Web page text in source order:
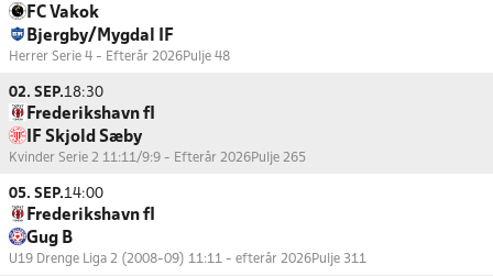
FC Vakok
Bjergby/Mygdal IF
Herrer Serie 4 - Efterår 2026Pulje 48
02. SEP.18:30
Frederikshavn fI
IF Skjold Sæby
Kvinder Serie 2 11:11/9:9 - Efterår 2026Pulje 265
05. SEP.14:00
Frederikshavn fI
Gug B
U19 Drenge Liga 2 (2008-09) 11:11 - efterår 2026Pulje 311